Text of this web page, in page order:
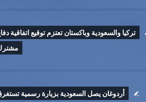
تركيا والسعودية وباكستان تعتزم توقيع اتفاقية
أردوغان يصل السعودية بزيارة رسمية